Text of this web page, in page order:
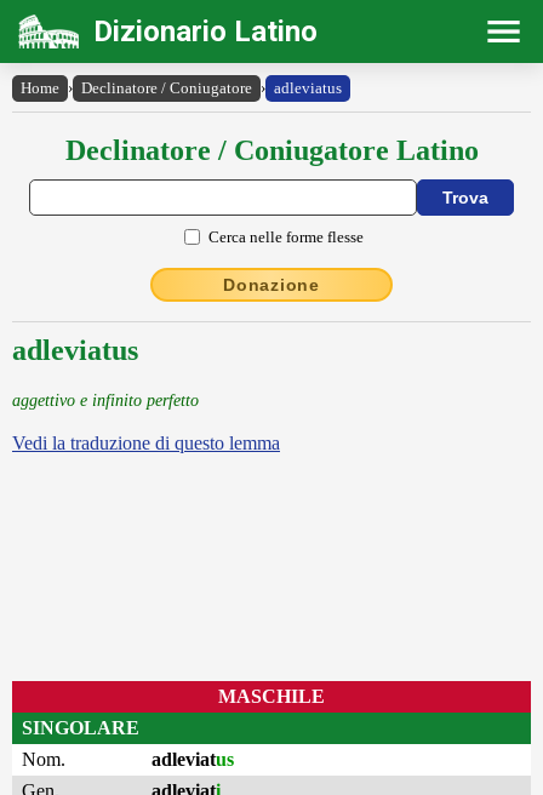
Dizionario Latino
Home › Declinatore / Coniugatore › adleviatus
Declinatore / Coniugatore Latino
Cerca nelle forme flesse
Donazione
adleviatus
aggettivo e infinito perfetto
Vedi la traduzione di questo lemma
MASCHILE
SINGOLARE
Nom.
adleviatus
Gen.
adleviati